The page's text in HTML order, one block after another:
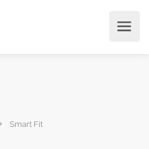
Smart Fit